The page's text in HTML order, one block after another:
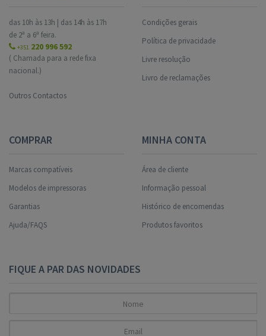
das 10h às 13h | das 14h às 17h
de 2ª a 6ª feira.
+351 220 996 592
( Chamada para a rede fixa
nacional.)
Outros Contactos
Condições gerais
Política de privacidade
Livre resolução
Livro de reclamações
COMPRAR
Marcas compatíveis
Modelos de impressoras
Garantias
Ajuda/FAQS
MINHA CONTA
Área de cliente
Informação pessoal
Histórico de encomendas
Produtos favoritos
FIQUE A PAR DAS NOVIDADES